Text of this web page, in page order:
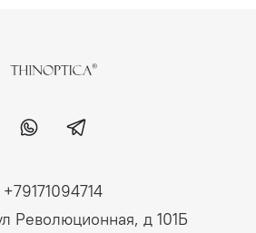
+79171094714
Революционная, д 101Б